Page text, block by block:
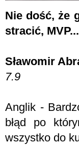
Nie dość, że
stracić, MVP...
Sławomir
7.9
Anglik -
błąd po
wszystko do